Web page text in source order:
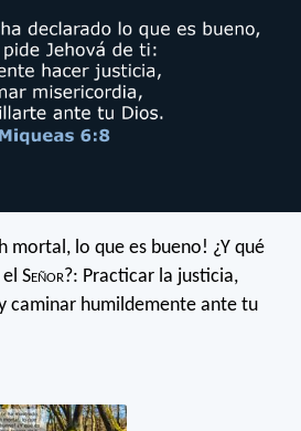
mortal, lo que es bueno! ¿Y qué
Señor?: Practicar la justicia,
caminar humildemente ante tu